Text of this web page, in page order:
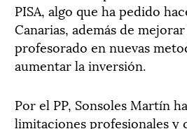
PISA, algo que ha pedido
Canarias, además de
profesorado en nuevas
aumentar la inversión.
Por el PP, Sonsoles Martín
limitaciones profesionales y